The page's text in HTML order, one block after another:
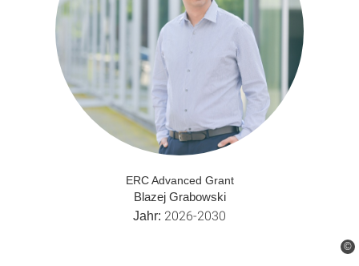
©
ERC Advanced Grant
Blazej Grabowski
Jahr: 2026-2030